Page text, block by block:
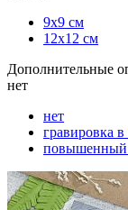
9х9 см
12х12 см
Дополнительные
нет
нет
гравировка в
повышенный